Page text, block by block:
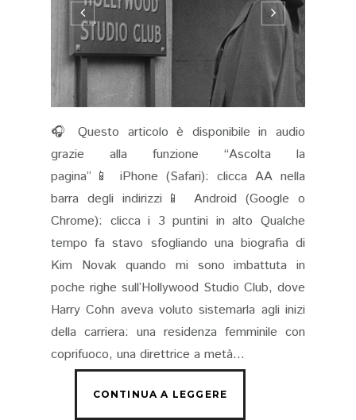
🎧 Questo articolo è disponibile in audio
grazie alla funzione “Ascolta la
pagina”📱 iPhone (Safari): clicca AA nella
barra degli indirizzi📱 Android (Google o
Chrome): clicca i 3 puntini in alto Qualche
tempo fa stavo sfogliando una biografia di
Kim Novak quando mi sono imbattuta in
poche righe sull’Hollywood Studio Club, dove
Harry Cohn aveva voluto sistemarla agli inizi
della carriera: una residenza femminile con
coprifuoco, una direttrice a metà...